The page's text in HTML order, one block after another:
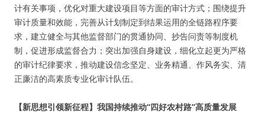
计有关事项，优化对重大建设项目等方面的审计方式；围绕提升
审计质量和效能，完善从计划制定到结果运用的全链路程序要
求，建立健全与其他监督部门的贯通协同、抄告问责等制度机
制，促进形成监督合力；突出加强自身建设，细化立起更为严格
的审计纪律要求，推动建设信念坚定、业务精通、作风务实、清
正廉洁的高素质专业化审计队伍。
【新思想引领新征程】我国持续推动“四好农村路”高质量发展